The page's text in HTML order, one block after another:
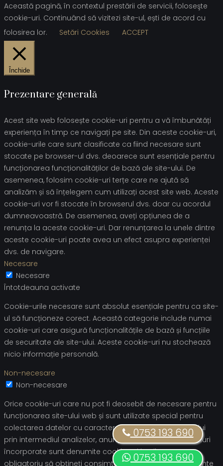
0753 193 690
0753 193 690
Această pagină, în contextul prestării de servicii, foloseşte
cookie-uri. Continuând să vizitezi site-ul, ești de acord cu
folosirea lor.
Setări Cookies ACCEPT
Închide
Prezentare generală
Acest site web folosește cookie-uri pentru a vă îmbunătăți
experiența în timp ce navigați pe site. Din aceste cookie-uri,
cookie-urile care sunt clasificate ca fiind necesare sunt
stocate pe browser-ul dvs. deoarece sunt esențiale pentru
funcționarea funcționalităților de bază ale site-ului. De
asemenea, folosim cookie-uri terțe care ne ajută să
analizăm și să înțelegem cum utilizați acest site web. Aceste
cookie-uri vor fi stocate în browserul dvs. doar cu acordul
dumneavoastră. De asemenea, aveți opțiunea de a
renunța la aceste cookie-uri. Dar renunțarea la unele dintre
aceste cookie-uri poate avea un efect asupra experienței
dvs. de navigare.
Necesare
Necesare
Întotdeauna activate
Cookie-urile necesare sunt absolut esențiale pentru ca site-
ul să funcționeze corect. Această categorie include numai
cookie-uri care asigură funcționalitățile de bază și funcțiile
de securitate ale site-ului. Aceste cookie-uri nu stochează
nicio informație personală.
Non-necesare
Non-necesare
Orice cookie-uri care nu pot fi deosebit de necesare pentru
funcționarea site-ului web și sunt utilizate special pentru
colectarea datelor cu caracter personal ale utilizatorului
prin intermediul analizelor, anunțurilor și al altor conținuturi
încorporate sunt denumite cookie-uri inutile. Este
obligatoriu să obțineți consimțământul utilizatorului înainte